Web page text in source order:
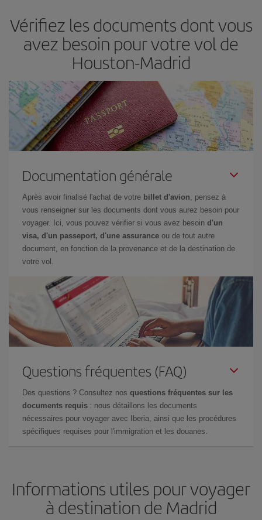
billets, plus vous bénéficiez de prix économiques. De plus, en
restant flexible sur les dates et les horaires de vol lors de votre
recherche, vous pourrezchoisir le prix le plus économique.
Vérifiez les documents dont vous
avez besoin pour votre vol de
Houston-Madrid
Documentation générale
Après avoir finalisé l'achat de votre billet d'avion, pensez à
vous renseigner sur les documents dont vous aurez besoin pour
voyager. Ici, vous pouvez vérifier si vous avez besoin d'un
visa, d'un passeport, d'une assurance ou de tout autre
document, en fonction de la provenance et de la destination de
votre vol.
Questions fréquentes (FAQ)
Des questions ? Consultez nos questions fréquentes sur les
documents requis : nous détaillons les documents
nécessaires pour voyager avec Iberia, ainsi que les procédures
spécifiques requises pour l'immigration et les douanes.
Informations utiles pour voyager
à destination de Madrid